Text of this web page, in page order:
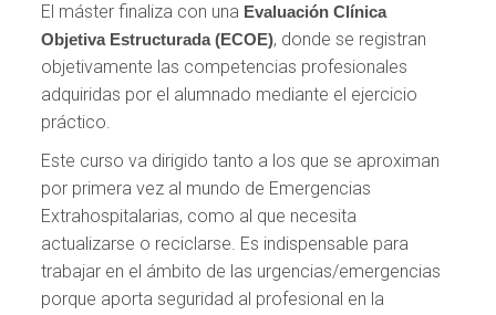
El máster finaliza con una Evaluación Clínica
Objetiva Estructurada (ECOE), donde se registran
objetivamente las competencias profesionales
adquiridas por el alumnado mediante el ejercicio
práctico.
Este curso va dirigido tanto a los que se aproximan
por primera vez al mundo de Emergencias
Extrahospitalarias, como al que necesita
actualizarse o reciclarse. Es indispensable para
trabajar en el ámbito de las urgencias/emergencias
porque aporta seguridad al profesional en la